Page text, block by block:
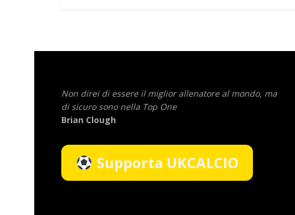
Non direi di essere il miglior allenatore al mondo, ma
di sicuro sono nella Top One
Brian Clough
Supporta UKCALCIO